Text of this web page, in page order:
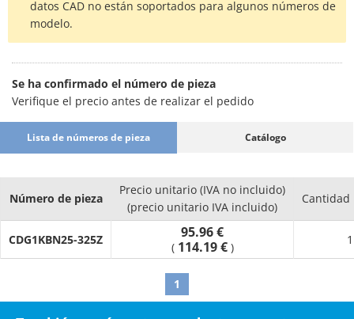
·*Las imágenes de los productos son representaciones. Los
datos CAD no están soportados para algunos números de
modelo.
datos CAD no están soportados para algunos números de
modelo.
Se ha confirmado el número de pieza
Verifique el precio antes de realizar el pedido
Lista de números de pieza Catálogo
Número de pieza
Precio unitario (IVA no incluido)
(precio unitario IVA incluido)
CDG1KBN25-325Z 95.96 €
( 114.19 € )
1